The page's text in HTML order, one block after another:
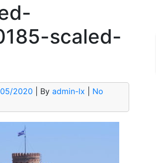
scaled-
2020 | By admin-lx
No